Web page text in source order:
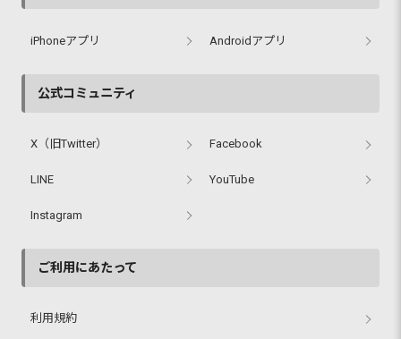
iPhoneアプリ Androidアプリ
公式コミュニティ
X（旧Twitter） Facebook
LINE YouTube
Instagram
ご利用にあたって
利用規約